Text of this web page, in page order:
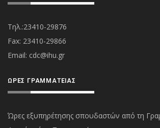
Τηλ.:23410-29876
Fax: 23410-29866
Εmail: cdc@ihu.gr
ΏΡΕΣ ΓΡΑΜΜΑΤΕΊΑΣ
Ώρες εξυπηρέτησης σπουδαστών από τη